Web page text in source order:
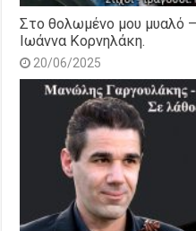
Στο θολωμένο μου μυαλό
Ιωάννα Κορνηλάκη.
20/06/2025